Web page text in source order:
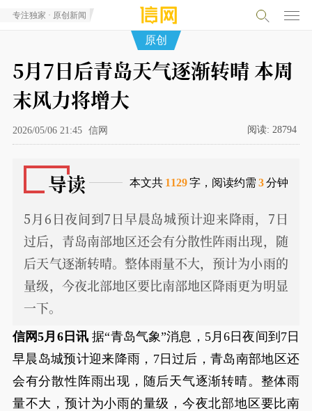
专注独家 · 原创新闻
原创
5月7日后青岛天气逐渐转晴 本周
末风力将增大
2026/05/06 21:45 信网 阅读: 28794
导读 本文共 1129字，阅读约需 3分钟
5月6日夜间到7日早晨岛城预计迎来降雨，7日
过后，青岛南部地区还会有分散性阵雨出现，随
后天气逐渐转晴。整体雨量不大，预计为小雨的
量级，今夜北部地区要比南部地区降雨更为明显
一下。
信网5月6日讯 据“青岛气象”消息，5月6日夜间到7日
早晨岛城预计迎来降雨，7日过后，青岛南部地区还
会有分散性阵雨出现，随后天气逐渐转晴。整体雨
量不大，预计为小雨的量级，今夜北部地区要比南